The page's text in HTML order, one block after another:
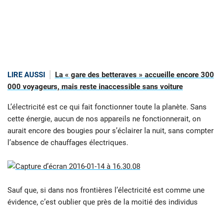
LIRE AUSSI
La « gare des betteraves » accueille encore 300
000 voyageurs, mais reste inaccessible sans voiture
L’électricité est ce qui fait fonctionner toute la planète. Sans
cette énergie, aucun de nos appareils ne fonctionnerait, on
aurait encore des bougies pour s’éclairer la nuit, sans compter
l’absence de chauffages électriques.
Sauf que, si dans nos frontières l’électricité est comme une
évidence, c’est oublier que près de la moitié des individus